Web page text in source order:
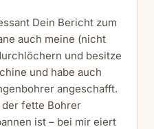
Dein Bericht zum
auch meine (nicht
und besitze
und habe auch
angeschafft.
fette Bohrer
ist – bei mir eiert